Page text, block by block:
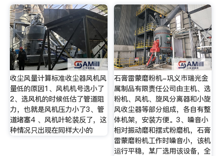
收尘风量计算标准收尘器风机风
量低的原因1、风机机号选小了
2、选风机的时候低估了管道阻
力，也就是风机压力小了3、管
道堵塞4 、风机叶轮装反了，这
种情况只出现在同样大小的
石膏雷蒙磨粉机-巩义市瑞光金
属制品有限责任公司由主机、选
粉机、风机、旋风分离器和小旋
风收尘器等部分组成，各自有整
体机架，安装方便。3、噪音小
相对振动磨和摆式粉磨机，石膏
雷蒙磨粉机工作时噪音小，该机
运行平稳，某厂选用该设备，全